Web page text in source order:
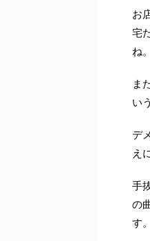
お
宅
ね。
ま
い
デ
え
手
の
す。